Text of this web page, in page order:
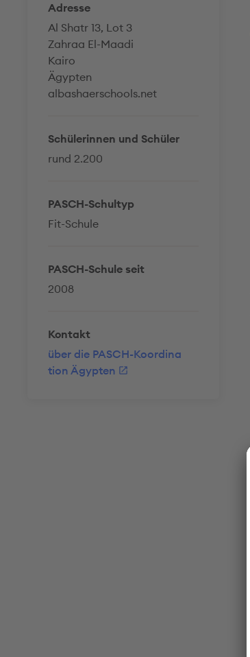
Adresse
Al Shatr 13, Lot 3
Zahraa El-Maadi
Kairo
Ägypten
albashaerschools.net
Schülerinnen und Schüler
rund 2.200
PASCH-Schultyp
Fit-Schule
PASCH-Schule seit
2008
Kontakt
über die PASCH-Koordina
tion Ägypten